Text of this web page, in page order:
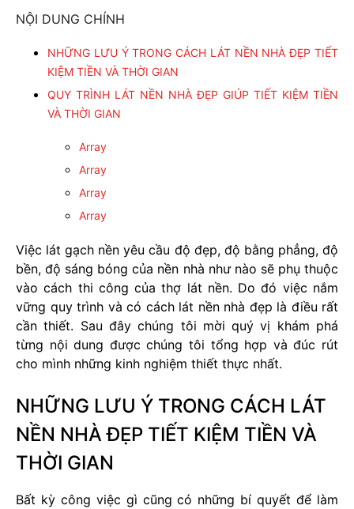
NỘI DUNG CHÍNH
NHỮNG LƯU Ý TRONG CÁCH LÁT NỀN NHÀ ĐẸP TIẾT
KIỆM TIỀN VÀ THỜI GIAN
QUY TRÌNH LÁT NỀN NHÀ ĐẸP GIÚP TIẾT KIỆM TIỀN
VÀ THỜI GIAN
Array
Array
Array
Array
Việc lát gạch nền yêu cầu độ đẹp, độ bằng phẳng, độ
bền, độ sáng bóng của nền nhà như nào sẽ phụ thuộc
vào cách thi công của thợ lát nền. Do đó việc nắm
vững quy trình và có cách lát nền nhà đẹp là điều rất
cần thiết. Sau đây chúng tôi mời quý vị khám phá
từng nội dung được chúng tôi tổng hợp và đúc rút
cho mình những kinh nghiệm thiết thực nhất.
NHỮNG LƯU Ý TRONG CÁCH LÁT
NỀN NHÀ ĐẸP TIẾT KIỆM TIỀN VÀ
THỜI GIAN
Bất kỳ công việc gì cũng có những bí quyết để làm